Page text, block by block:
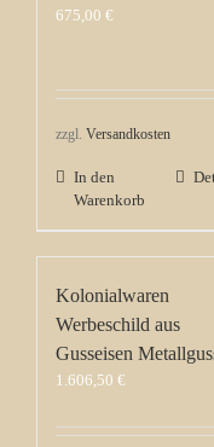
675,00 €
zzgl. Versandkosten
In den
Warenkorb
Kolonialwaren
Werbeschild aus
Gusseisen
1.606,50 €